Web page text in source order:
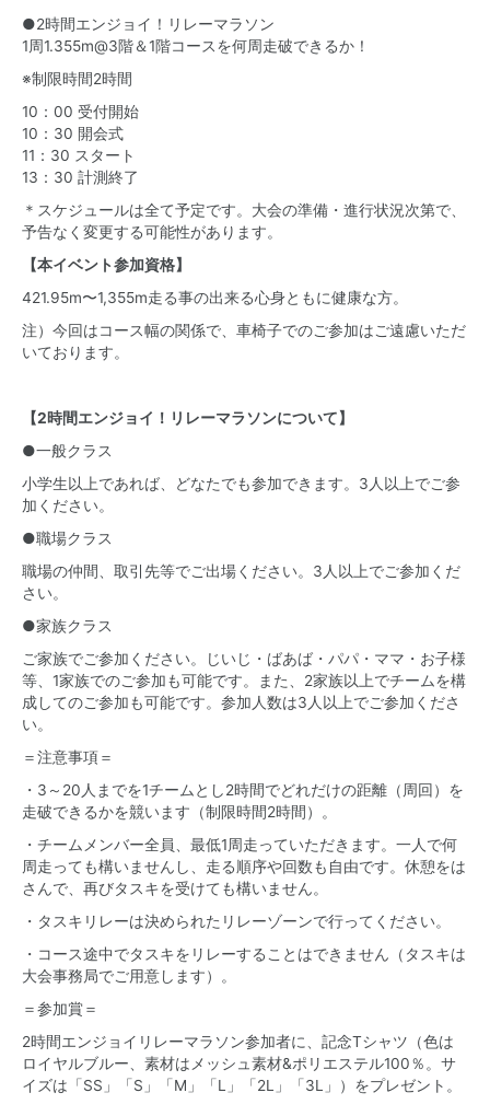
●2時間エンジョイ！リレーマラソン
1周1.355m@3階＆1階コースを何周走破できるか！
※制限時間2時間
10：00 受付開始
10：30 開会式
11：30 スタート
13：30 計測終了
＊スケジュールは全て予定です。大会の準備・進行状況次第で、
予告なく変更する可能性があります。
【本イベント参加資格】
421.95m〜1,355m走る事の出来る心身ともに健康な方。
注）今回はコース幅の関係で、車椅子でのご参加はご遠慮いただ
いております。
【2時間エンジョイ！リレーマラソンについて】
●一般クラス
小学生以上であれば、どなたでも参加できます。3人以上でご参
加ください。
●職場クラス
職場の仲間、取引先等でご出場ください。3人以上でご参加くだ
さい。
●家族クラス
ご家族でご参加ください。じいじ・ばあば・パパ・ママ・お子様
等、1家族でのご参加も可能です。また、2家族以上でチームを構
成してのご参加も可能です。参加人数は3人以上でご参加くださ
い。
＝注意事項＝
・3～20人までを1チームとし2時間でどれだけの距離（周回）を
走破できるかを競います（制限時間2時間）。
・チームメンバー全員、最低1周走っていただきます。一人で何
周走っても構いませんし、走る順序や回数も自由です。休憩をは
さんで、再びタスキを受けても構いません。
・タスキリレーは決められたリレーゾーンで行ってください。
・コース途中でタスキをリレーすることはできません（タスキは
大会事務局でご用意します）。
＝参加賞＝
2時間エンジョイリレーマラソン参加者に、記念Tシャツ（色は
ロイヤルブルー、素材はメッシュ素材&ポリエステル100％。サ
イズは「SS」「S」「M」「L」「2L」「3L」）をプレゼント。